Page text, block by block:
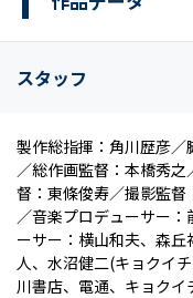
スタッフ
製作総指揮：角川歴彦
／総作画監督：本橋秀
督：東條俊寿／撮影監
／音楽プロデューサー
ーサー：横山和夫、森
人、水沼健二(キョクイ
川書店、電通、キョクイ